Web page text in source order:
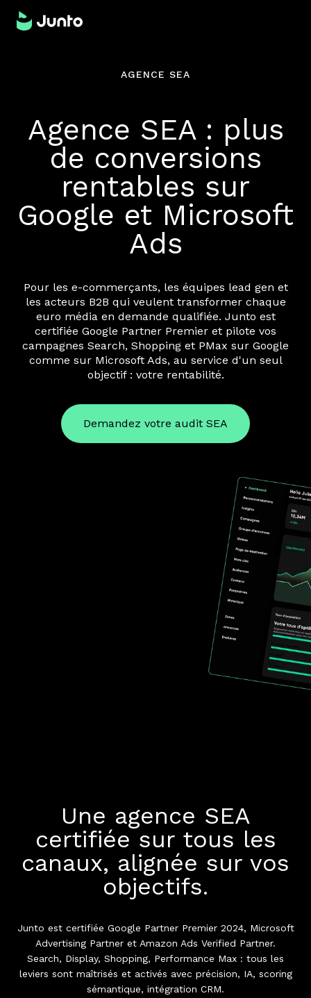
AGENCE SEA
Agence SEA : plus
de conversions
rentables sur
Google et Microsoft
Ads
Pour les e-commerçants, les équipes lead gen et
les acteurs B2B qui veulent transformer chaque
euro média en demande qualifiée. Junto est
certifiée Google Partner Premier et pilote vos
campagnes Search, Shopping et PMax sur Google
comme sur Microsoft Ads, au service d'un seul
objectif : votre rentabilité.
Demandez votre audit SEA
Une agence SEA
certifiée sur tous les
canaux, alignée sur vos
objectifs.
Junto est certifiée Google Partner Premier 2024, Microsoft
Advertising Partner et Amazon Ads Verified Partner.
Search, Display, Shopping, Performance Max : tous les
leviers sont maîtrisés et activés avec précision, IA, scoring
sémantique, intégration CRM.